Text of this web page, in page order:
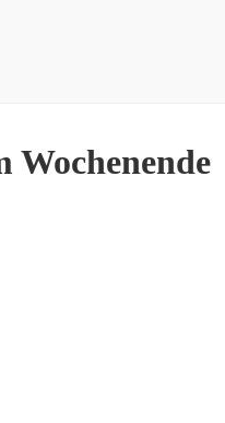
Wochenende